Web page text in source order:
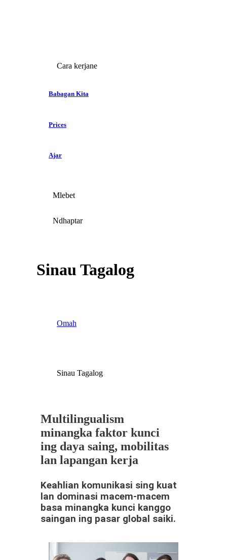
Cara kerjane
Babagan Kita
Prices
Ajar
Mlebet
Ndhaptar
Sinau Tagalog
Omah
Sinau Tagalog
Multilingualism
minangka faktor kunci
ing daya saing, mobilitas
lan lapangan kerja
Keahlian komunikasi sing kuat
lan dominasi macem-macem
basa minangka kunci kanggo
saingan ing pasar global saiki.